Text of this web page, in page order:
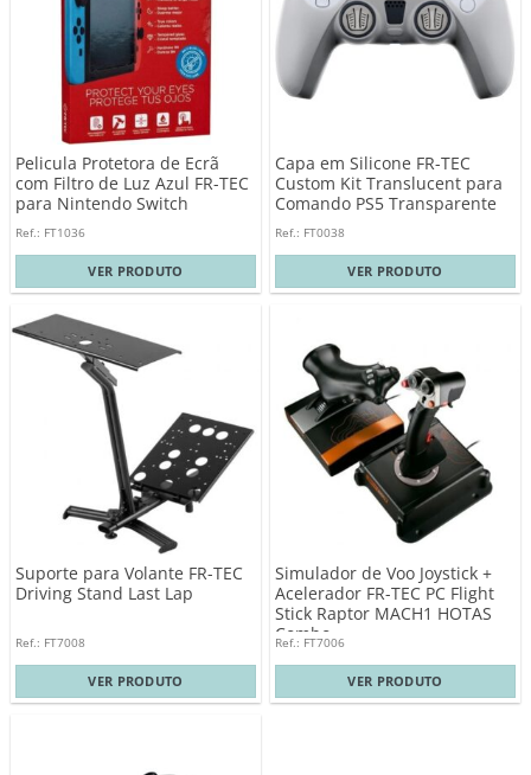
Pelicula Protetora de Ecrã
com Filtro de Luz Azul FR-TEC
para Nintendo Switch
Ref.: FT1036
VER PRODUTO
Capa em Silicone FR-TEC
Custom Kit Translucent para
Comando PS5 Transparente
Ref.: FT0038
VER PRODUTO
Suporte para Volante FR-TEC
Driving Stand Last Lap
Ref.: FT7008
VER PRODUTO
Simulador de Voo Joystick +
Acelerador FR-TEC PC Flight
Stick Raptor MACH1 HOTAS
Combo
Ref.: FT7006
VER PRODUTO